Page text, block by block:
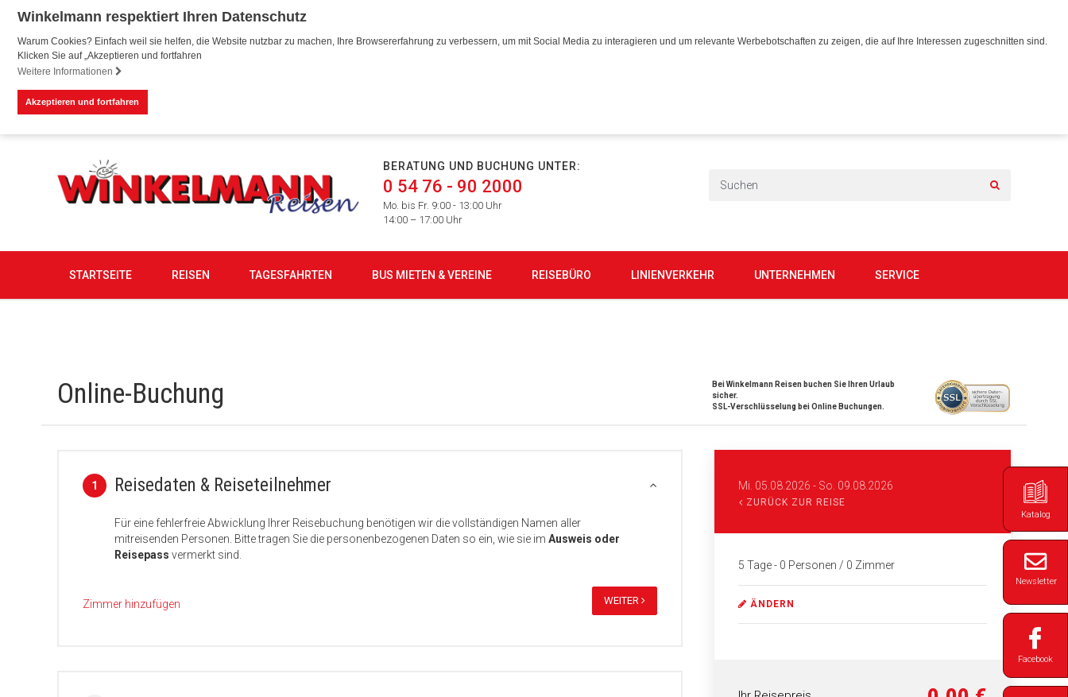
Winkelmann respektiert Ihren Datenschutz
Warum Cookies? Einfach weil sie helfen, die Website nutzbar zu machen, Ihre Browsererfahrung zu verbessern, um mit Social Media zu interagieren und um relevante Werbebotschaften zu zeigen, die auf Ihre Interessen zugeschnitten sind.
Klicken Sie auf „Akzeptieren und fortfahren
Weitere Informationen
Akzeptieren und fortfahren
BERATUNG UND BUCHUNG UNTER:
0 54 76 - 90 2000
Mo. bis Fr. 9:00 - 13:00 Uhr
14:00 – 17:00 Uhr
STARTSEITE REISEN TAGESFAHRTEN BUS MIETEN & VEREINE REISEBÜRO LINIENVERKEHR UNTERNEHMEN SERVICE
Katalog
Newsletter
Facebook
Online-Buchung
Bei Winkelmann Reisen buchen Sie Ihren Urlaub
sicher.
SSL-Verschlüsselung bei Online Buchungen.
1 Reisedaten & Reiseteilnehmer
Für eine fehlerfreie Abwicklung Ihrer Reisebuchung benötigen wir die vollständigen Namen aller
mitreisenden Personen. Bitte tragen Sie die personenbezogenen Daten so ein, wie sie im Ausweis oder
Reisepass vermerkt sind.
Zimmer hinzufügen WEITER
Mi. 05.08.2026 - So. 09.08.2026
ZURÜCK ZUR REISE
5 Tage- 0 Personen / 0 Zimmer
ÄNDERN